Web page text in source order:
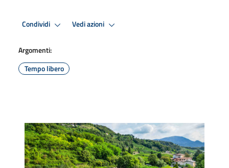
Condividi Vedi azioni
Argomenti:
Tempo libero